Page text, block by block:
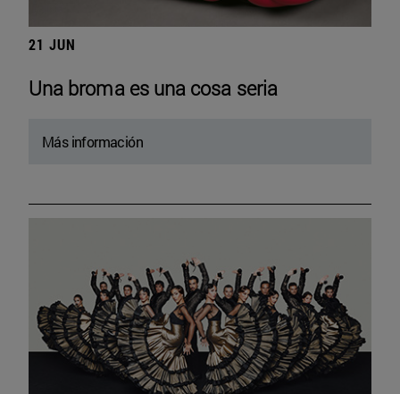
21 JUN
Una broma es una cosa seria
Más información